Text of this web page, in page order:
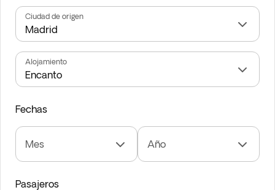
Ciudad de origen
Alojamiento
Fechas
Mes Año
Pasajeros